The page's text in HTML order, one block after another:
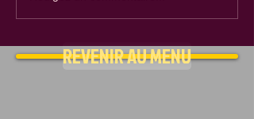
REVENIR AU MENU